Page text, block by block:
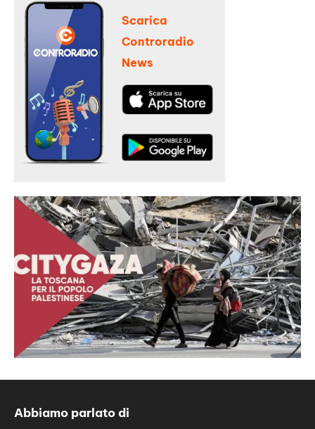
Scarica
Controradio
News
Abbiamo parlato di